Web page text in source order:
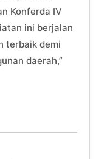
Konferda IV
ini berjalan
terbaik demi
daerah,”